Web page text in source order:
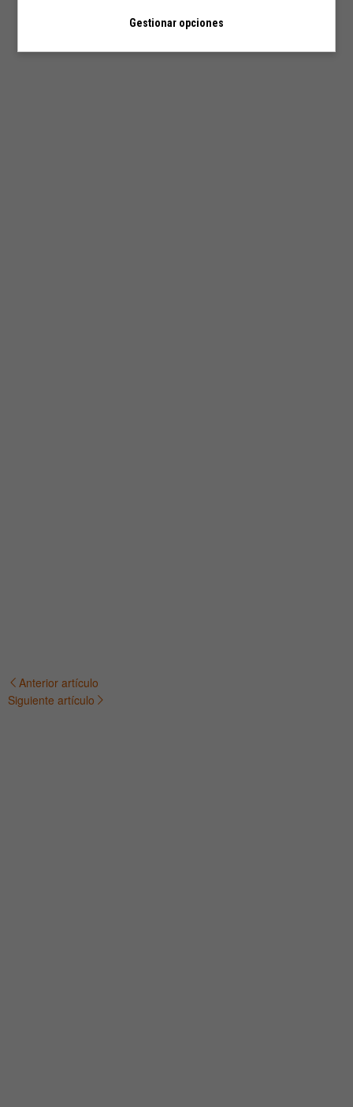
Navegación
Anterior artículo
Siguiente artículo
Gestionar opciones